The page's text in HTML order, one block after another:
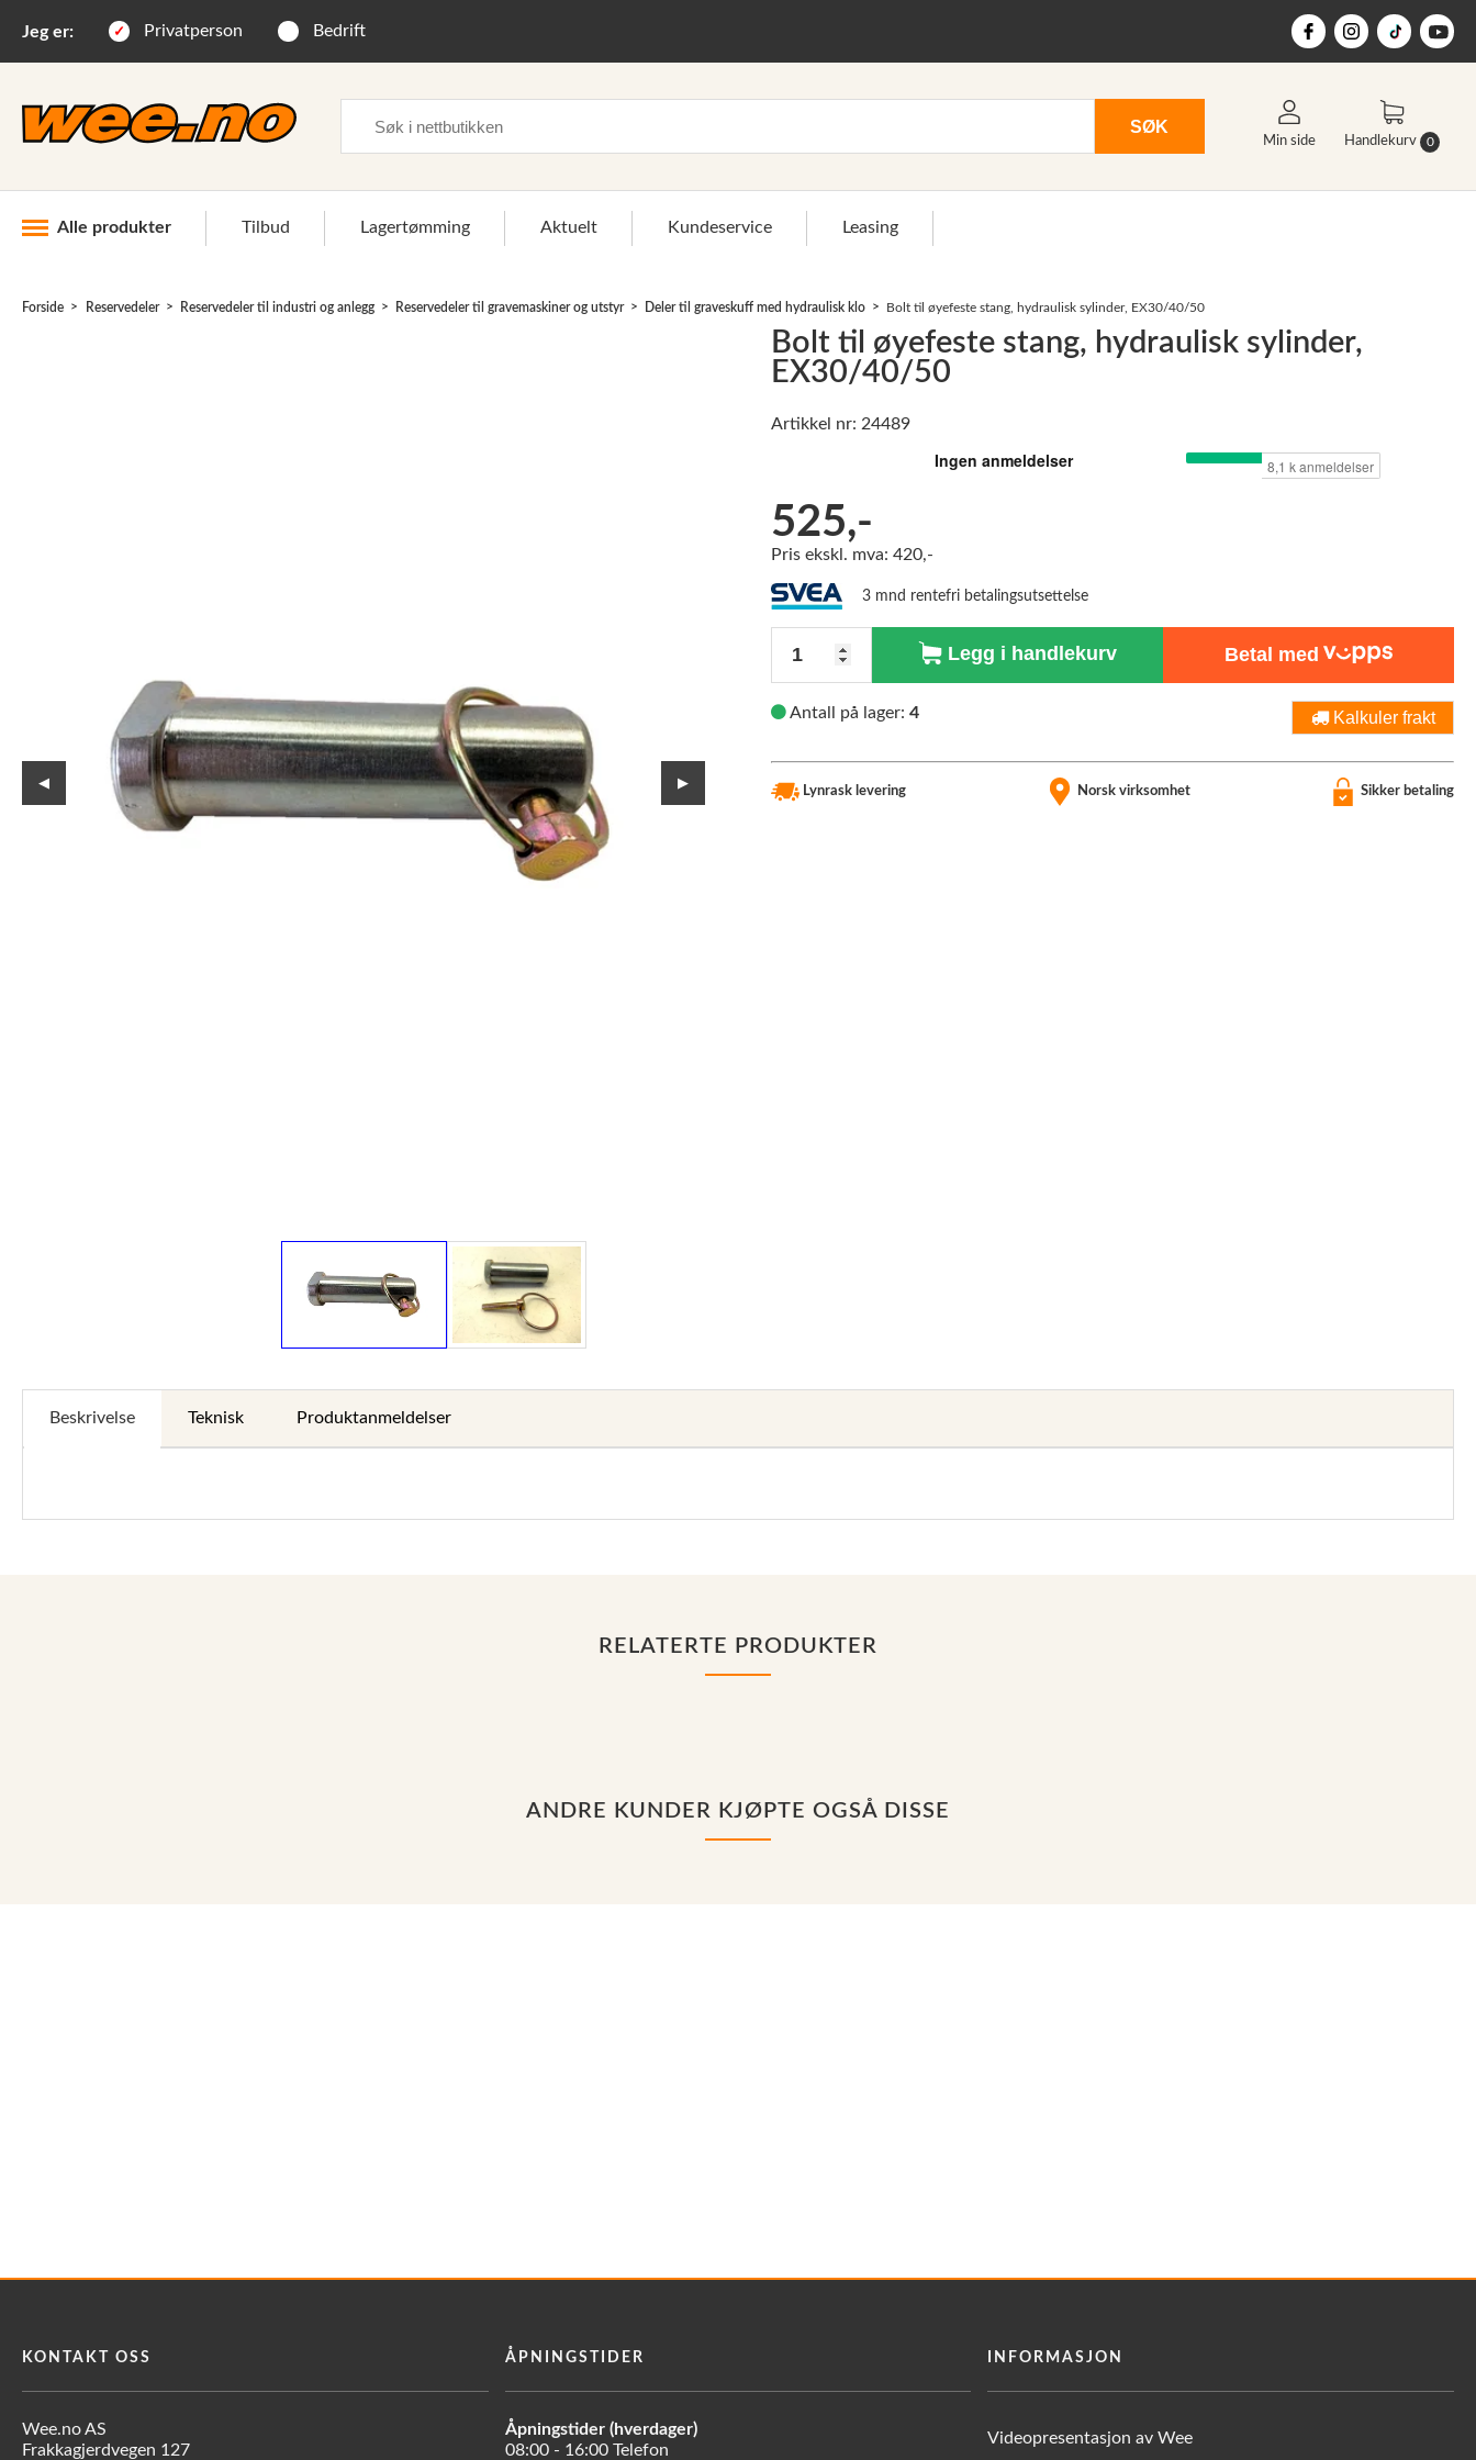
Jeg er: Privatperson Bedrift
SØK
Min side Handlekurv 0
Alle produkter Tilbud Lagertømming Aktuelt Kundeservice Leasing
Kundeservice
Leasing
Forside Reservedeler Reservedeler til industri og anlegg Reservedeler til gravemaskiner og utstyr Deler til graveskuff med hydraulisk klo Bolt til øyefeste stang, hydraulisk sylinder, EX30/40/50
◀ ▶
Bolt til øyefeste stang, hydraulisk sylinder,
EX30/40/50
Artikkel nr: 24489
525,-
Pris ekskl. mva: 420,-
3 mnd rentefri betalingsutsettelse
Legg i handlekurv Betal med
Antall på lager: 4 Kalkuler frakt
Lynrask levering Norsk virksomhet Sikker betaling
Beskrivelse Teknisk Produktanmeldelser
RELATERTE PRODUKTER
ANDRE KUNDER KJØPTE OGSÅ DISSE
KONTAKT OSS
Wee.no AS
Frakkagjerdvegen 127
ÅPNINGSTIDER
Åpningstider (hverdager)
08:00 - 16:00 Telefon
INFORMASJON
Videopresentasjon av Wee